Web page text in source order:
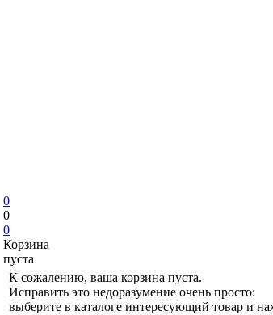
0
0
0
Корзина
пуста
К сожалению, ваша корзина пуста.
Исправить это недоразумение очень просто:
выберите в каталоге интересующий товар и